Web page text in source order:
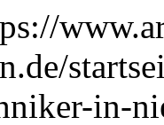
in-